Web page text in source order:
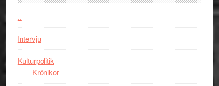
kan
..
Intervju
Kulturpolitik
Krönikor